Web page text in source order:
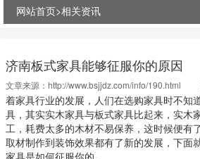
网站首页>相关资讯
济南板式家具能够征服你的原因
文章来源： http://www.bsjjdz.com/info/190.html
着家具行业的发展，人们在选购家具时不知
具，其实实木家具与板式家具比起来，实木
工，耗费太多的木材不易保养，这时候便有
取材制作到装饰效果都有了新的发展，下面
家具是如何征服你的。